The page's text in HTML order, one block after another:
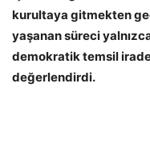
kurultaya gitmekten
yaşanan süreci
demokratik temsil
değerlendirdi.